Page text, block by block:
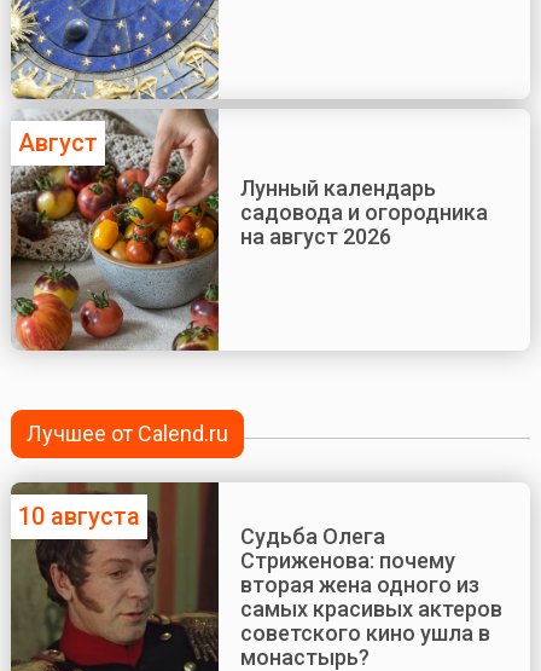
Август
Лунный календарь
садовода и огородника
на август 2026
Лучшее от Calend.ru
10 августа
Судьба Олега
Стриженова: почему
вторая жена одного из
самых красивых актеров
советского кино ушла в
монастырь?